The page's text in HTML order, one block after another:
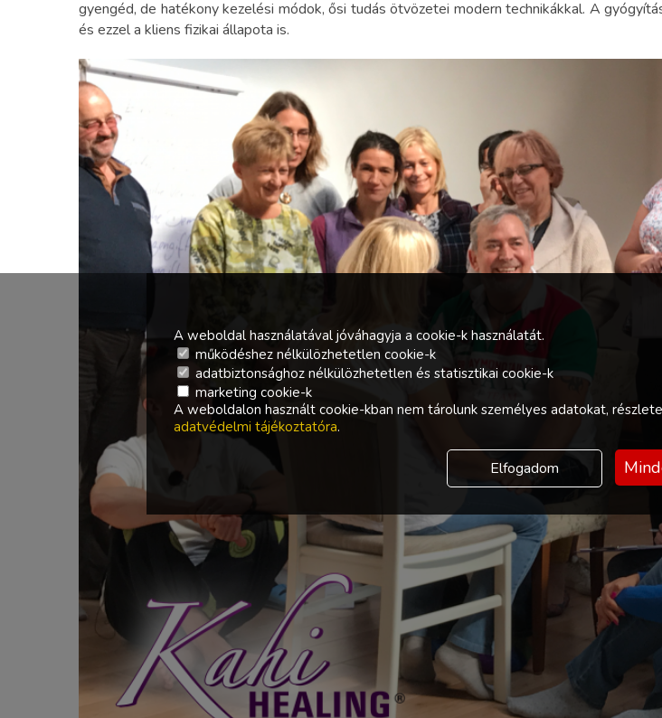
gyengéd, de hatékony kezelési módok, ősi tudás ötvözetei modern technikákkal. A
és ezzel a kliens fizikai állapota is.
A weboldal használatával jóváhagyja a cookie-k használatát.
működéshez nélkülözhetetlen cookie-k
adatbiztonsághoz nélkülözhetetlen és statisztikai cookie-k
marketing cookie-k
A weboldalon használt cookie-kban nem tárolunk személyes adatokat,
adatvédelmi tájékoztatóra.
Elfogadom